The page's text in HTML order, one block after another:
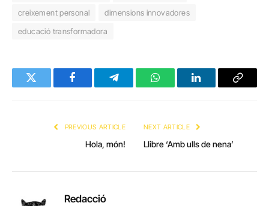
creixement personal
dimensions innovadores
educació transformadora
Twitter FacebookTelegramWhatsAppLinkedInCopy
PREVIOUS ARTICLE
Hola, món!
NEXT ARTICLE
Llibre ‘Amb ulls de nena’
Redacció